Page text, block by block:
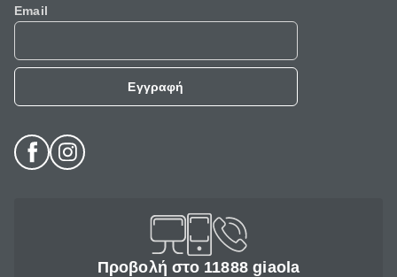
Email
Εγγραφή
Προβολή στο 11888 giaola